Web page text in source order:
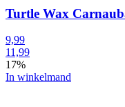
Turtle Wax
9,99
11,99
17%
In winkelmand